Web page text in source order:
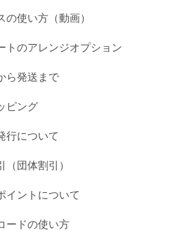
の使い方（動画）
トのアレンジオプション
ら発送まで
ピング
行について
（団体割引）
イントについて
ードの使い方